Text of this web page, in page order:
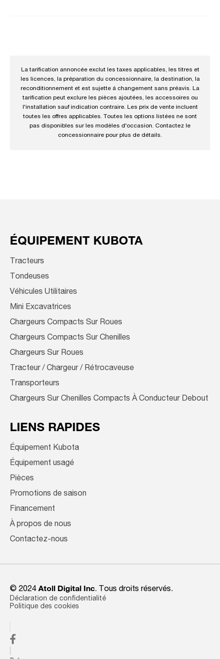
La tarification annoncée exclut les taxes applicables, les titres et
les licences, la préparation du concessionnaire, la destination, la
reconditionnement et est sujette á changement sans préavis. La
tarification peut exclure les pièces ajoutées, les accessoires ou
l'installation sauf indication contraire. Les prix de vente incluent
toutes les offres applicables. Toutes les options listées ne sont
pas disponibles sur les modèles d'occasion. Contactez le
concessionnaire pour plus de détails.
ÉQUIPEMENT KUBOTA
Tracteurs
Tondeuses
Véhicules Utilitaires
Mini Excavatrices
Chargeurs Compacts Sur Roues
Chargeurs Compacts Sur Chenilles
Chargeurs Sur Roues
Tracteur / Chargeur / Rétrocaveuse
Transporteurs
Chargeurs Sur Chenilles Compacts À Conducteur Debout
LIENS RAPIDES
Équipement Kubota
Équipement usagé
Pièces
Promotions de saison
Financement
À propos de nous
Contactez-nous
© 2024 Atoll Digital Inc. Tous droits réservés.
Déclaration de confidentialité
Politique des cookies